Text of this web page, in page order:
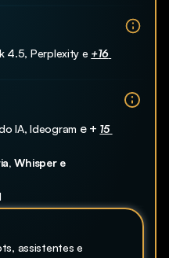
4.5, Perplexity e +16
IA, Ideogram e + 15
Whisper e
assistentes e